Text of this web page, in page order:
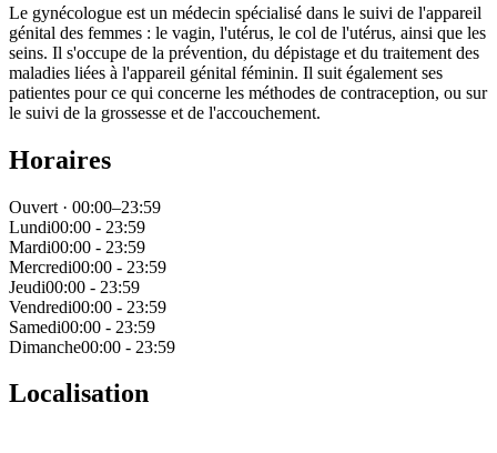
Le gynécologue est un médecin spécialisé dans le suivi de l'appareil
génital des femmes : le vagin, l'utérus, le col de l'utérus, ainsi que les
seins. Il s'occupe de la prévention, du dépistage et du traitement des
maladies liées à l'appareil génital féminin. Il suit également ses
patientes pour ce qui concerne les méthodes de contraception, ou sur
le suivi de la grossesse et de l'accouchement.
Horaires
Ouvert · 00:00–23:59
Lundi00:00 - 23:59
Mardi00:00 - 23:59
Mercredi00:00 - 23:59
Jeudi00:00 - 23:59
Vendredi00:00 - 23:59
Samedi00:00 - 23:59
Dimanche00:00 - 23:59
Localisation